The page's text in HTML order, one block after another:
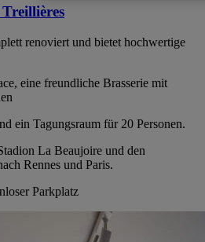
renoviert und bietet hochwertige
eine freundliche Brasserie mit
ein Tagungsraum für 20 Personen.
La Beaujoire und den
Rennes und Paris.
Parkplatz